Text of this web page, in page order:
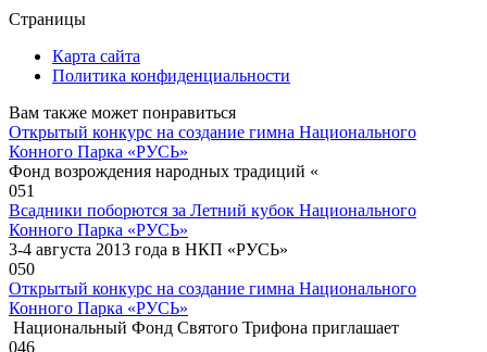
Страницы
Карта сайта
Политика конфиденциальности
Вам также может понравиться
Открытый конкурс на создание гимна Национального
Конного Парка «РУСЬ»
Фонд возрождения народных традиций «
051
Всадники поборются за Летний кубок Национального
Конного Парка «РУСЬ»
3-4 августа 2013 года в НКП «РУСЬ»
050
Открытый конкурс на создание гимна Национального
Конного Парка «РУСЬ»
Национальный Фонд Святого Трифона приглашает
046